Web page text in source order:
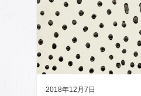
2018年12月7日